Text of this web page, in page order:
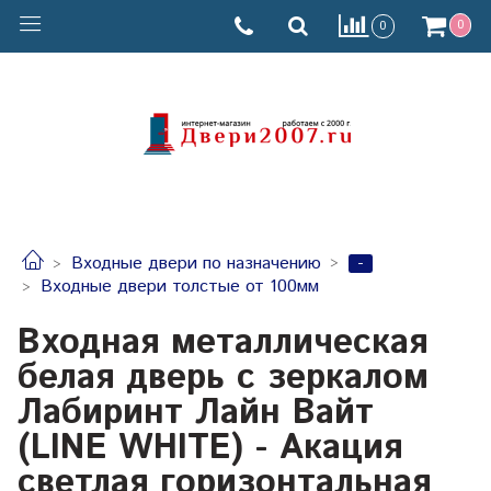
0 0
Входные двери по назначению
-
Входные двери толстые от 100мм
Входная металлическая
белая дверь с зеркалом
Лабиринт Лайн Вайт
(LINE WHITE) - Акация